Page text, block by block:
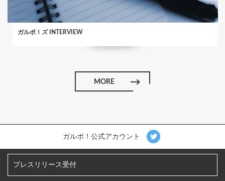
ガルポ！ズ INTERVIEW
MORE
ガルポ！公式アカウント
プレスリリース受付